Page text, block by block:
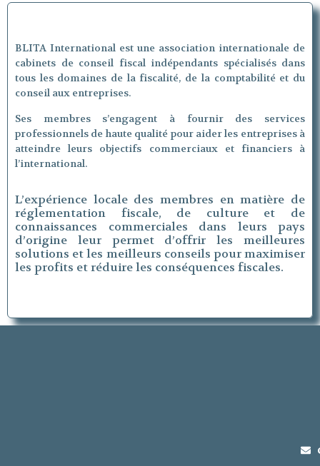
BLITA International est une association internationale de
cabinets de conseil fiscal indépendants spécialisés dans
tous les domaines de la fiscalité, de la comptabilité et du
conseil aux entreprises.
Ses membres s’engagent à fournir des services
professionnels de haute qualité pour aider les entreprises à
atteindre leurs objectifs commerciaux et financiers à
l’international.
L’expérience locale des membres en matière de
réglementation fiscale, de culture et de
connaissances commerciales dans leurs pays
d’origine leur permet d’offrir les meilleures
solutions et les meilleurs conseils pour maximiser
les profits et réduire les conséquences fiscales.